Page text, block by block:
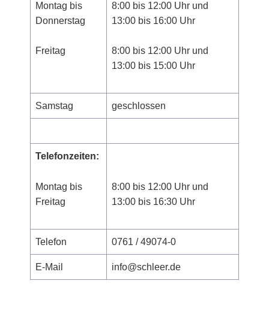
Montag bis
Donnerstag
Freitag
8:00 bis 12:00 Uhr und
13:00 bis 16:00 Uhr
8:00 bis 12:00 Uhr und
13:00 bis 15:00 Uhr
Samstag geschlossen
Telefonzeiten:
Montag bis
Freitag
8:00 bis 12:00 Uhr und
13:00 bis 16:30 Uhr
Telefon 0761 / 49074-0
E-Mail info@schleer.de